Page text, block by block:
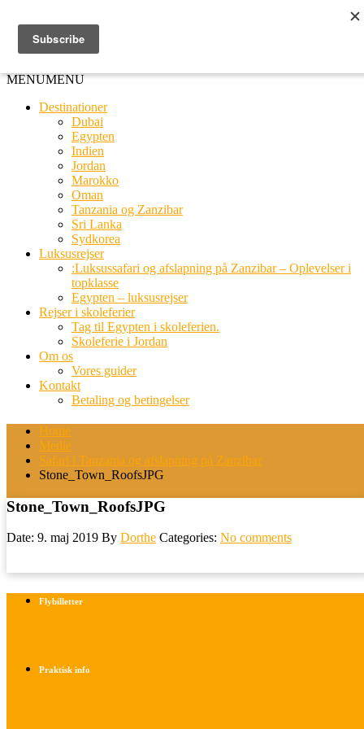
MENUMENU
Destinationer
Dubai
Egypten
Indien
Jordan
Marokko
Oman
Tanzania og Zanzibar
Sri Lanka
Sydkorea
Luksusrejser
:Luksussafari og afslapning på Zanzibar – Oplevelser i
topklasse
Egypten – luksusrejser
Rejser i skoleferier
Tag til Egypten i skoleferien.
Skoleferie i Jordan
Om os
Vores guider
Kontakt
Betaling og betingelser
Home
Medie
Safari i Tanzania og afslapning på Zanzibar
Stone_Town_RoofsJPG
Stone_Town_RoofsJPG
Date: 9. maj 2019 By Dorthe Categories: No comments
Flybilletter
Praktisk info